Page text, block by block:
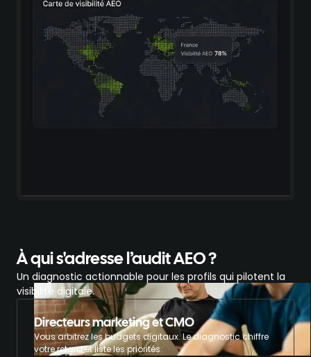
À qui s'adresse l’audit AEO ?
Un diagnostic actionnable pour les profils qui pilotent la
visibilité digitale.
Directeurs marketing et CMO
Vous arbitrez les budgets digitaux. Le diagnostic chiffre
votre retard et liste les priorités.